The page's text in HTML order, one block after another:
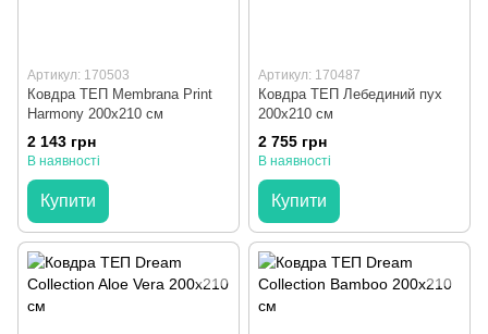
Артикул: 170503
Ковдра ТЕП Membrana Print
Harmony 200x210 см
2 143 грн
В наявності
Купити
Артикул: 170487
Ковдра ТЕП Лебединий пух
200x210 см
2 755 грн
В наявності
Купити